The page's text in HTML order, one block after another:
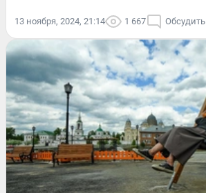
13 ноября, 2024, 21:14 1 667 Обсудить